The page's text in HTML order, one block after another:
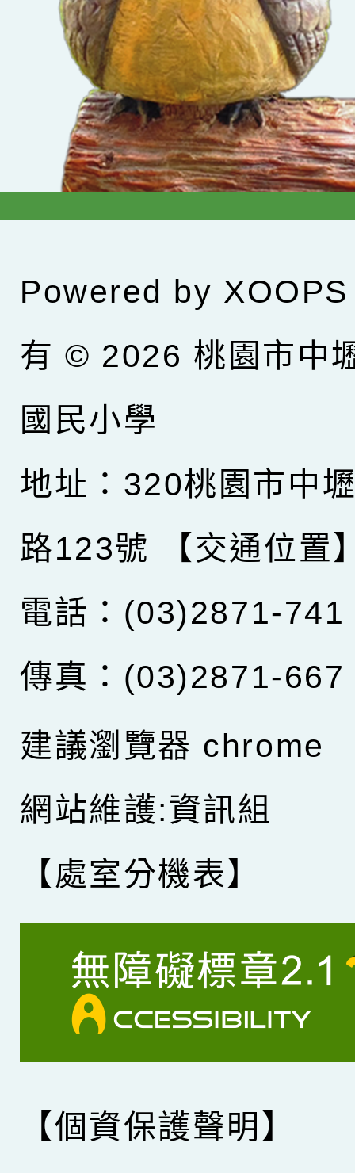
Powered by XOOPS
有 © 2026 桃園市中
國民小學
地址：320桃園市中
路123號
【交通位置
電話：(03)2871-741
傳真：(03)2871-667
建議瀏覽器 chrome
網站維護:資訊組
【處室分機表】
【個資保護聲明】